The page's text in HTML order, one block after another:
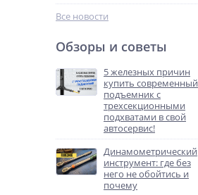
Все новости
Обзоры и советы
5 железных причин
купить современный
подъемник с
трехсекционными
подхватами в свой
автосервис!
Динамометрический
инструмент: где без
него не обойтись и
почему